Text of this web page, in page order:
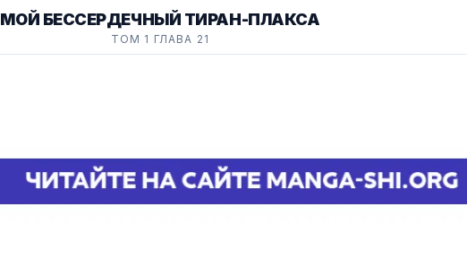
МОЙ БЕССЕРДЕЧНЫЙ ТИРАН-ПЛАКСА
ТОМ 1 ГЛАВА 21